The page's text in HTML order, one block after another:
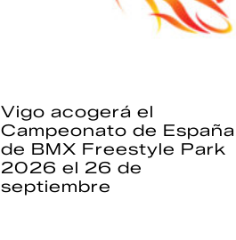
Vigo acogerá el
Campeonato de España
de BMX Freestyle Park
2026 el 26 de
septiembre